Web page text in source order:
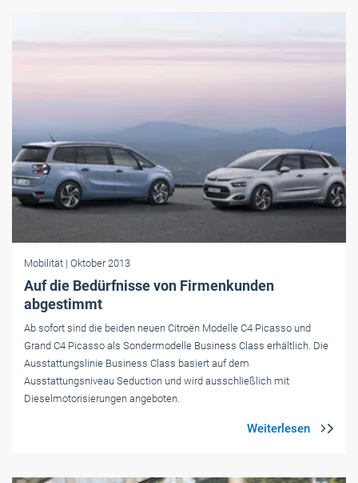
Mobilität | Oktober 2013
Auf die Bedürfnisse von Firmenkunden
abgestimmt
Ab sofort sind die beiden neuen Citroën Modelle C4 Picasso und
Grand C4 Picasso als Sondermodelle Business Class erhältlich. Die
Ausstattungslinie Business Class basiert auf dem
Ausstattungsniveau Seduction und wird ausschließlich mit
Dieselmotorisierungen angeboten.